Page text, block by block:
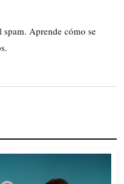
spam. Aprende cómo se